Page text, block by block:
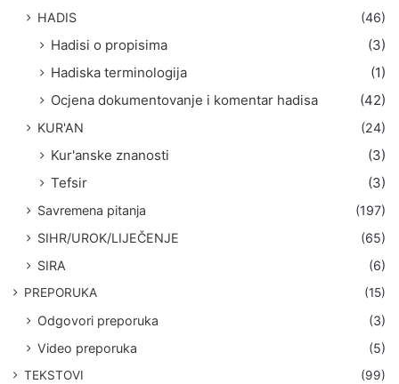
HADIS (46)
Hadisi o propisima
(3)
Hadiska terminologija
(1)
Ocjena dokumentovanje i komentar hadisa
(42)
KUR'AN (24)
Kur'anske znanosti
(3)
Tefsir
(3)
Savremena pitanja
(197)
SIHR/UROK/LIJEČENJE
(65)
SIRA
(6)
PREPORUKA (15)
Odgovori preporuka
(3)
Video preporuka
(5)
TEKSTOVI
(99)